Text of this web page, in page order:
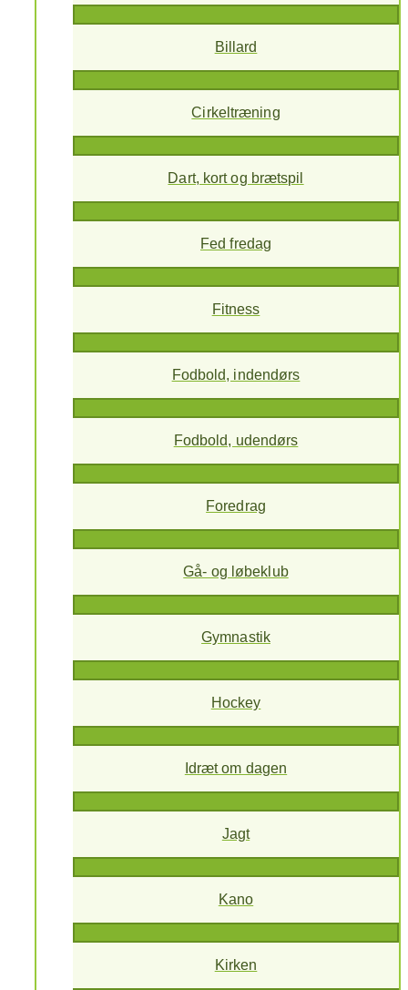
Billard
Cirkeltræning
Dart, kort og brætspil
Fed fredag
Fitness
Fodbold, indendørs
Fodbold, udendørs
Foredrag
Gå- og løbeklub
Gymnastik
Hockey
Idræt om dagen
Jagt
Kano
Kirken